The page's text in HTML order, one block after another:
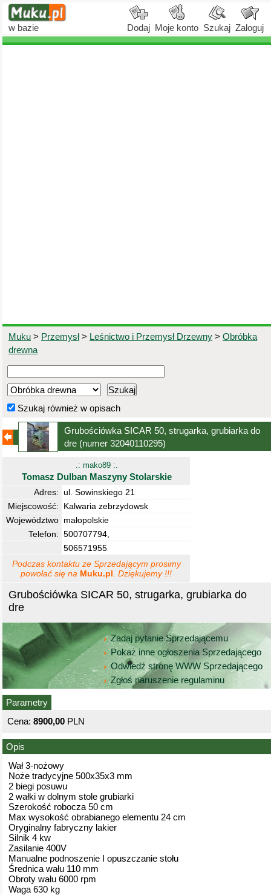
w bazie Dodaj Moje konto Szukaj Zaloguj
Muku > Przemysł> Leśnictwo i Przemysł Drzewny > Obróbka
drewna
Szukaj również w opisach
Grubościówka SICAR 50, strugarka, grubiarka do
dre (numer 32040110295)
Grubościówka SICAR 50, strugarka, grubiarka do
dre
Zadaj pytanie Sprzedającemu
Pokaż inne ogłoszenia Sprzedającego
Odwiedź stronę WWW Sprzedającego
Zgłoś naruszenie regulaminu
Parametry
Cena: 8900,00 PLN
.: mako89 :.
Tomasz Dulban Maszyny Stolarskie
Adres: ul. Sowinskiego 21
Miejscowość:
Kalwaria zebrzydowsk
Województwo małopolskie
Telefon: 500707794,
506571955
Podczas kontaktu ze Sprzedającym prosimy
powołać się na Muku.pl . Dziękujemy !!!
Opis
Wał 3-nożowy
Noże tradycyjne 500x35x3 mm
2 biegi posuwu
2 wałki w dolnym stole grubiarki
Szerokość robocza 50 cm
Max wysokość obrabianego elementu 24 cm
Oryginalny fabryczny lakier
Silnik 4 kw
Zasilanie 400V
Manualne podnoszenie I opuszczanie stołu
Średnica wału 110 mm
Obroty wału 6000 rpm
Waga 630 kg